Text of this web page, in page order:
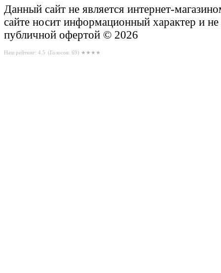
Данный сайт не является интернет-
сайте носит информационный характер и не
публичной офертой © 2026
Наш рейтинг: 4.5 (Голосов: 69) ★★★★